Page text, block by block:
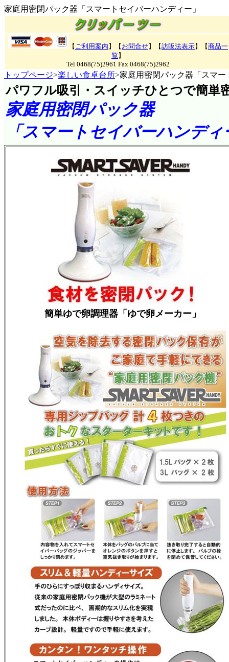
家庭用密閉パック器「スマートセイバーハンディー」
【 ご利用案内 】【 お問合せ】【訪販法表示】【商品一
覧 】
Tel 0468(75)2961 Fax 0468(75)2962
トップページ>楽しい食卓台所>家庭用密閉パック器「スマ
パワフル吸引・スイッチひとつで簡単
家庭用密閉パック器
「スマートセイバーハンディ
簡単ゆで卵調理器「ゆで卵メーカー」